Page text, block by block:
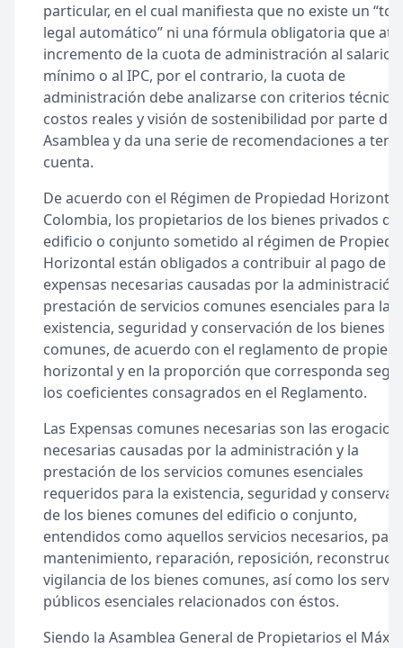
particular, en el cual manifiesta que no existe un
legal automático” ni una fórmula obligatoria que ate
incremento de la cuota de administración al salario
mínimo o al IPC, por el contrario, la cuota de
administración debe analizarse con criterios
costos reales y visión de sostenibilidad por parte de
Asamblea y da una serie de recomendaciones a
cuenta.
De acuerdo con el Régimen de Propiedad
Colombia, los propietarios de los bienes privados
edificio o conjunto sometido al régimen de
Horizontal están obligados a contribuir al pago de
expensas necesarias causadas por la administración
prestación de servicios comunes esenciales para la
existencia, seguridad y conservación de los bienes
comunes, de acuerdo con el reglamento de
horizontal y en la proporción que corresponda
los coeficientes consagrados en el Reglamento.
Las Expensas comunes necesarias son las
necesarias causadas por la administración y la
prestación de los servicios comunes esenciales
requeridos para la existencia, seguridad y
de los bienes comunes del edificio o conjunto,
entendidos como aquellos servicios necesarios,
mantenimiento, reparación, reposición,
vigilancia de los bienes comunes, así como los
públicos esenciales relacionados con éstos.
Siendo la Asamblea General de Propietarios el